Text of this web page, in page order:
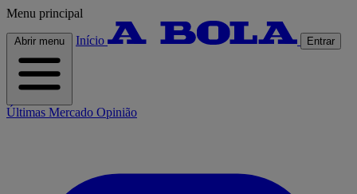
Menu principal
Abrir menu Início Entrar
Últimas Mercado Opinião